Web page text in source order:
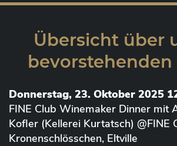
Übersicht über
bevorstehenden
Donnerstag, 23. Oktober 2025
FINE Club Winemaker Dinner mit
Kofler (Kellerei Kurtatsch) @FINE
Kronenschlösschen, Eltville